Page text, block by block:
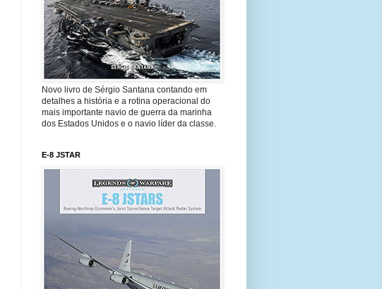
Novo livro de Sérgio Santana contando em
detalhes a história e a rotina operacional do
mais importante navio de guerra da marinha
dos Estados Unidos e o navio líder da classe.
E-8 JSTAR